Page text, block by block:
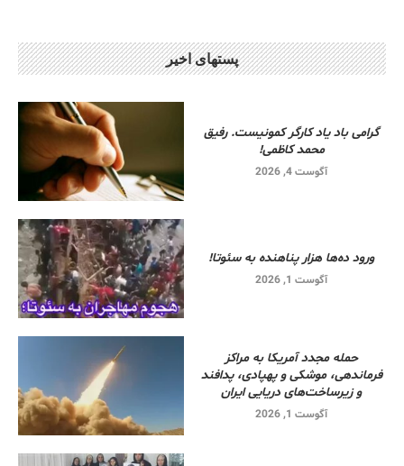
پستهای اخیر
گرامی باد یاد کارگر کمونیست. رفیق
محمد کاظمی!
آگوست 4, 2026
ورود ده‌ها هزار پناهنده به سئوتا!
آگوست 1, 2026
حمله مجدد آمریکا به مراکز
فرماندهی، موشکی و پهپادی، پدافند
و زیرساخت‌های دریایی ایران
آگوست 1, 2026